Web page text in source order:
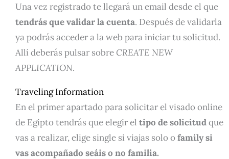
Una vez registrado te llegará un email desde el que
tendrás que validar la cuenta. Después de validarla
ya podrás acceder a la web para iniciar tu solicitud.
Allí deberás pulsar sobre CREATE NEW
APPLICATION.
Traveling Information
En el primer apartado para solicitar el visado online
de Egipto tendrás que elegir el tipo de solicitudque
vas a realizar, elige single si viajas solo ofamily si
vas acompañado seáis o no familia.